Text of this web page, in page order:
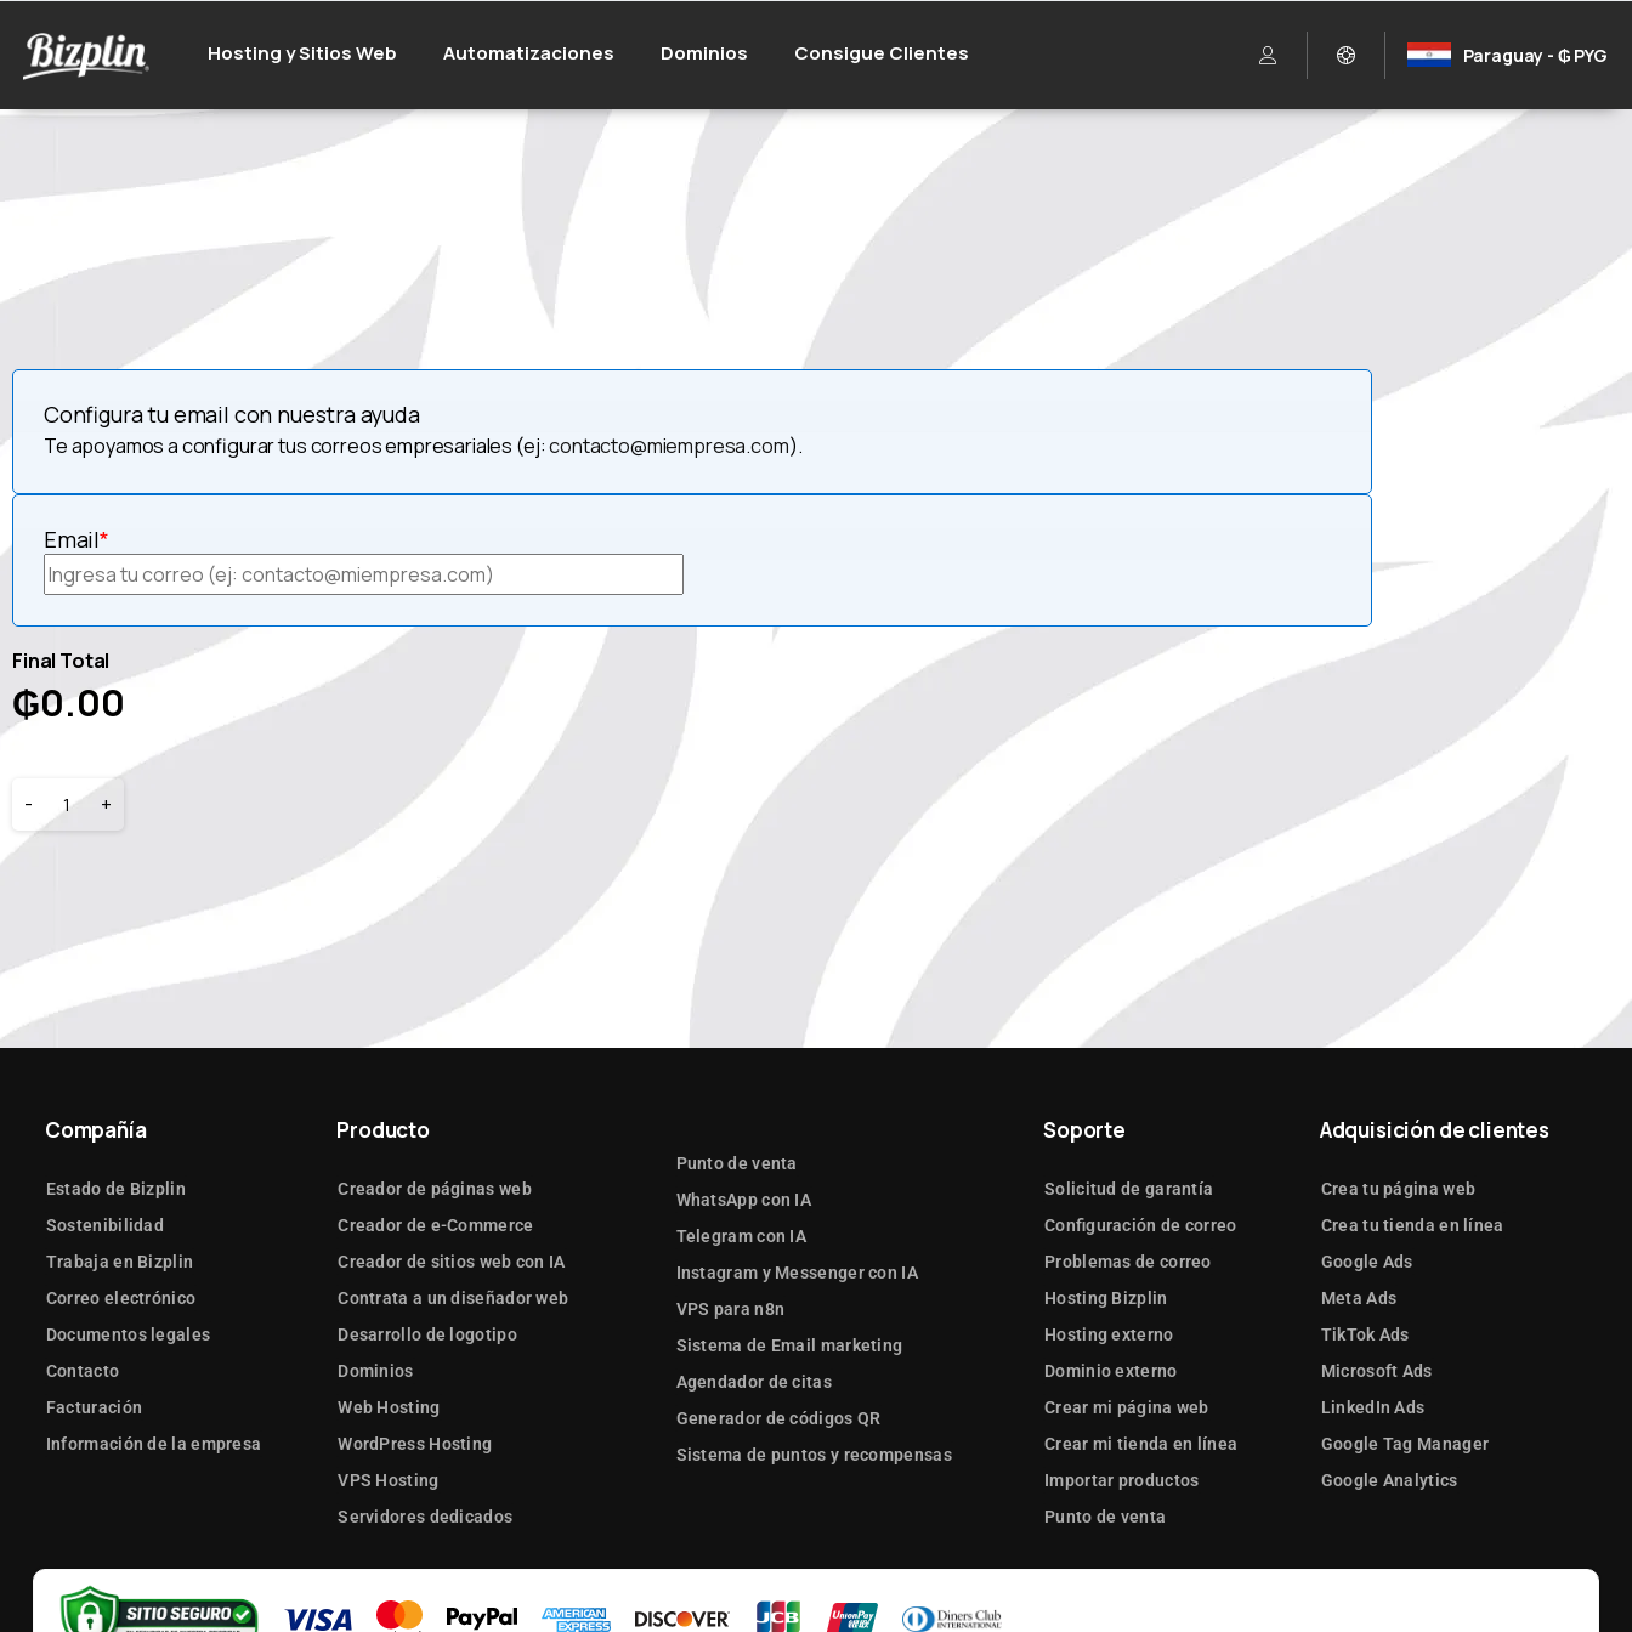
Hosting y Sitios Web Automatizaciones Dominios Consigue Clientes Paraguay - ₲ PYG
Configura tu email con nuestra ayuda
Te apoyamos a configurar tus correos empresariales (ej:contacto@miempresa.com).
*
Email
Final Total
₲0.00
- +
Compañía
Estado de Bizplin
Sostenibilidad
Trabaja en Bizplin
Correo electrónico
Documentos legales
Contacto
Facturación
Información de la empresa
Producto
Creador de páginas web
Creador de e-Commerce
Creador de sitios web con IA
Contrata a un diseñador web
Desarrollo de logotipo
Dominios
Web Hosting
WordPress Hosting
VPS Hosting
Servidores dedicados
Punto de venta
WhatsApp con IA
Telegram con IA
Instagram y Messenger con IA
VPS para n8n
Sistema de Email marketing
Agendador de citas
Generador de códigos QR
Sistema de puntos y recompensas
Soporte
Solicitud de garantía
Configuración de correo
Problemas de correo
Hosting Bizplin
Hosting externo
Dominio externo
Crear mi página web
Crear mi tienda en línea
Importar productos
Punto de venta
Adquisición de clientes
Crea tu página web
Crea tu tienda en línea
Google Ads
Meta Ads
TikTok Ads
Microsoft Ads
LinkedIn Ads
Google Tag Manager
Google Analytics